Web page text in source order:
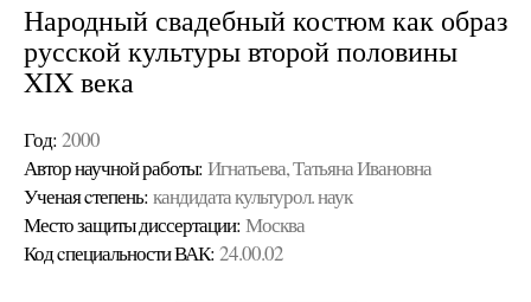
Народный свадебный костюм как образ
русской культуры второй половины
XIX века
Год: 2000
Автор научной работы: Игнатьева, Татьяна Ивановна
Ученая cтепень: кандидата культурол. наук
Место защиты диссертации: Москва
Код cпециальности ВАК: 24.00.02